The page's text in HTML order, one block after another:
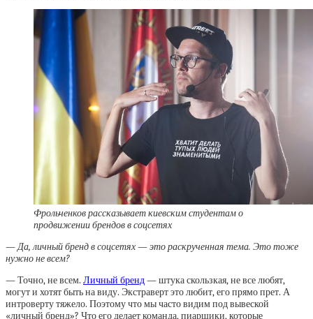
Фрольченков рассказывает киевским студентам о
продвижении брендов в соцсетях
— Да, личный бренд в соцсетях — это раскрученная тема. Это тоже
нужно не всем?
— Точно, не всем. Личный бренд— штука скользкая, не все любят,
могут и хотят быть на виду. Экстраверт это любит, его прямо прет. А
интроверту тяжело. Поэтому что мы часто видим под вывеской
«личный бренд»? Что его делает команда, пиарщики, которые